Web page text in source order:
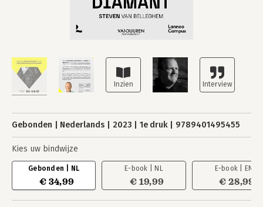
Gebonden Nederlands 2023 1e druk 9789401495455
Kies uw bindwijze
Gebonden | NL
€ 34,99
E-book | NL
€ 19,99
E-book | EN
€ 28,99